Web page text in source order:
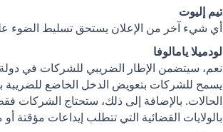
تيم إليوت
أي شيء آخر من الإعلان يستحق تسليط الضوء
لودميلا يامالوفا
نعم، سيتضمن الإطار الضريبي للشركات في دولة
يسمح للشركات بتعويض الدخل الخاضع
الحالات. بالإضافة إلى ذلك، ستحتاج الشركات
بالولايات القضائية التي تتطلب إيداعات مؤقتة